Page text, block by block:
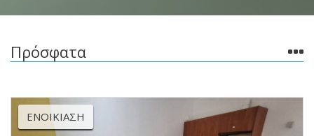
Πρόσφατα
ΕΝΟΙΚΊΑΣΗ